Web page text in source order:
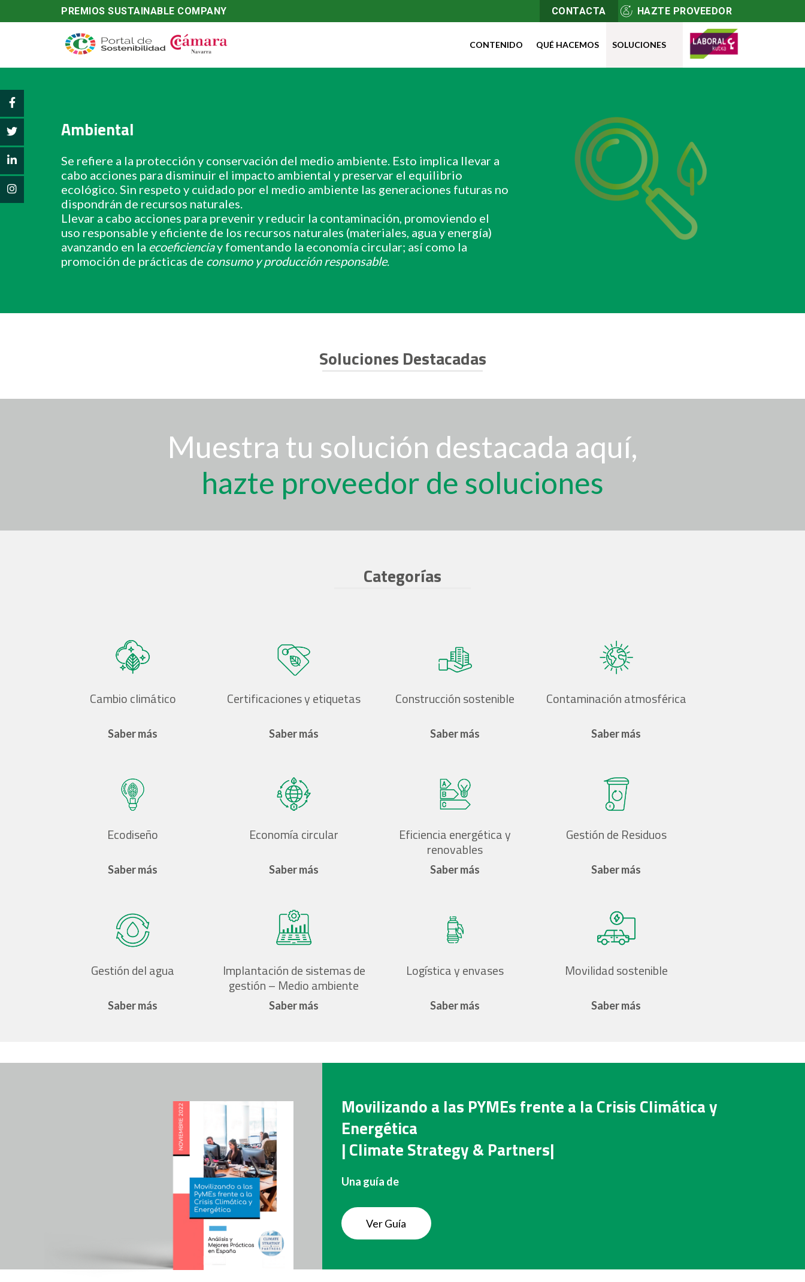
PREMIOS SUSTAINABLE COMPANY CONTACTA HAZTE PROVEEDOR
CONTENIDO QUÉ HACEMOS SOLUCIONES
Ambiental
Se refiere a la protección y conservación del medio ambiente. Esto implica llevar a
cabo acciones para disminuir el impacto ambiental y preservar el equilibrio
ecológico. Sin respeto y cuidado por el medio ambiente las generaciones futuras no
dispondrán de recursos naturales.
Llevar a cabo acciones para prevenir y reducir la contaminación, promoviendo el
uso responsable y eficiente de los recursos naturales (materiales, agua y energía)
avanzando en la ecoeficienciay fomentando la economía circular; así como la
promoción de prácticas de consumo y producción responsable.
Soluciones Destacadas
Muestra tu solución destacada aquí,
hazte proveedor de soluciones
Categorías
Cambio climático
Saber más
Certificaciones y etiquetas
Saber más
Construcción sostenible
Saber más
Contaminación atmosférica
Saber más
Ecodiseño
Saber más
Economía circular
Saber más
Eficiencia energética y
renovables
Saber más
Gestión de Residuos
Saber más
Gestión del agua
Saber más
Implantación de sistemas de
gestión – Medio ambiente
Saber más
Logística y envases
Saber más
Movilidad sostenible
Saber más
Movilizando a las PYMEs frente a la Crisis Climática y
Energética
| Climate Strategy & Partners|
Una guía de
Ver Guía